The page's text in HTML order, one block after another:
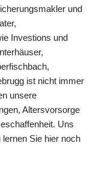
und
Investions und
ist nicht immer
unsere
Altersvorsorge
Uns
Sie hier noch